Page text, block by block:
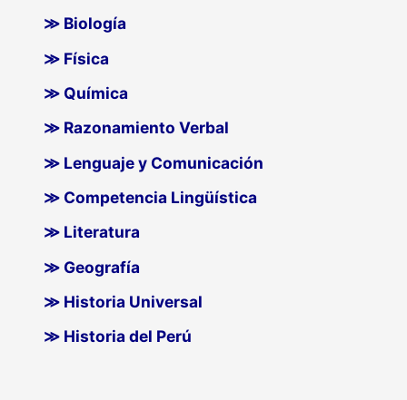
≫ Biología
≫ Física
≫ Química
≫ Razonamiento Verbal
≫ Lenguaje y Comunicación
≫ Competencia Lingüística
≫ Literatura
≫ Geografía
≫ Historia Universal
≫ Historia del Perú